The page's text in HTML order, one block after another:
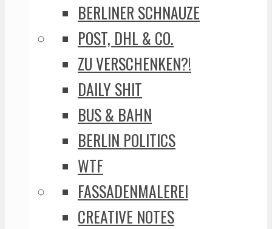
BERLINER SCHNAUZE
POST, DHL & CO.
ZU VERSCHENKEN?!
DAILY SHIT
BUS & BAHN
BERLIN POLITICS
WTF
FASSADENMALEREI
CREATIVE NOTES